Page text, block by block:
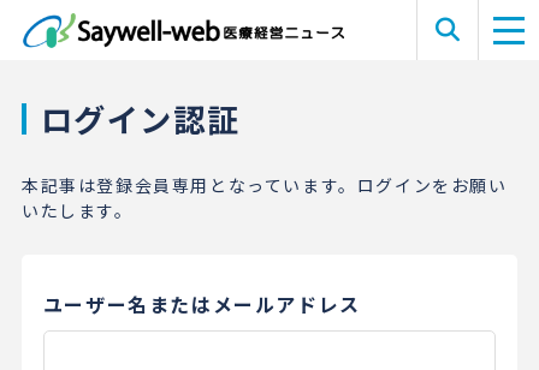
ログイン認証
本記事は登録会員専用となっています。ログインをお願い
いたします。
ユーザー名またはメールアドレス